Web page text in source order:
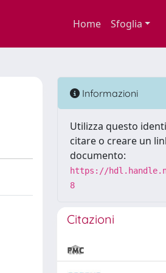
Home Sfoglia
Informazioni
Utilizza questo
citare o creare un
documento:
https://
8
Citazioni